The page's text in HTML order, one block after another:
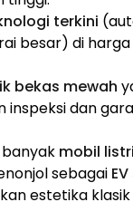
terkini
besar) di
bekas mewah
inspeksi dan
banyak mobil
sebagai
estetika klasik